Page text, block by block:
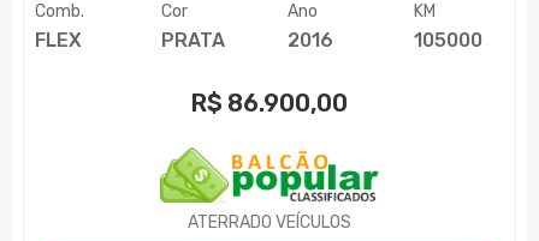
Comb.
FLEX
Cor
PRATA
Ano
2016
KM
105000
R$ 86.900,00
ATERRADO VEÍCULOS